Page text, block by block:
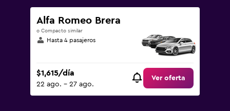
Alfa Romeo Brera
o Compacto similar
Hasta 4 pasajeros
$1,615/día
22 ago. - 27 ago.
Ver oferta